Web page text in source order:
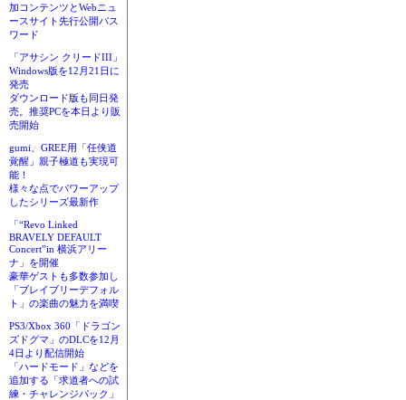
加コンテンツとWebニュ
ースサイト先行公開パス
ワード
「アサシン クリードIII」
Windows版を12月21日に
発売
ダウンロード版も同日発
売。推奨PCを本日より販
売開始
gumi、GREE用「任侠道
覚醒」親子極道も実現可
能！
様々な点でパワーアップ
したシリーズ最新作
「“Revo Linked
BRAVELY DEFAULT
Concert”in 横浜アリー
ナ」を開催
豪華ゲストも多数参加し
「ブレイブリーデフォル
ト」の楽曲の魅力を満喫
PS3/Xbox 360「ドラゴン
ズドグマ」のDLCを12月
4日より配信開始
「ハードモード」などを
追加する「求道者への試
練・チャレンジパック」